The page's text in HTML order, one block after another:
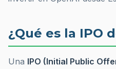
¿Qué es la IPO
Una IPO (Initial Public